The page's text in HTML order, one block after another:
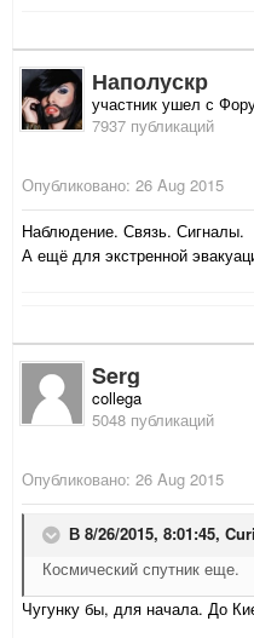
Наполускр
участник ушел с
7937 публикаций
Опубликовано: 26 Aug 2015
Наблюдение. Связь. Сигналы.
А ещё для экстренной
Serg
collega
5048 публикаций
Опубликовано: 26 Aug 2015
В 8/26/2015, 8:01:45,
Космический спутник еще.
Чугунку бы, для начала. До